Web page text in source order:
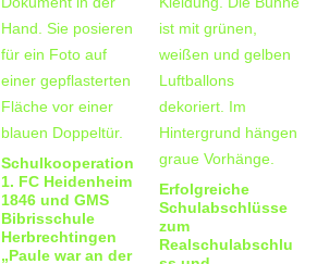
Schulkooperation
1. FC Heidenheim
1846 und GMS
Bibrisschule
Herbrechtingen
„Paule war an der
Erfolgreiche
Schulabschlüsse
zum
Realschulabschlu